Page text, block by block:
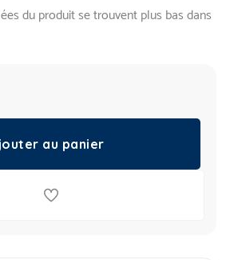
du produit se trouvent plus bas dans
au panier